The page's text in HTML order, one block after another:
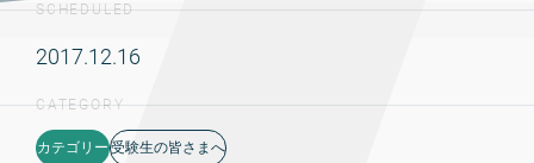
SCHEDULED
2017.12.16
CATEGORY
カテゴリー 受験生の皆さまへ